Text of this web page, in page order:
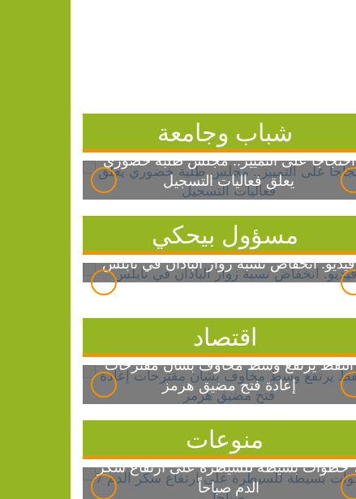
شباب وجامعة
احتجاجاً على التمييز.. مجلس طلبة خضوري
يعلق فعاليات التسجيل
مسؤول بيحكي
فيديو: انخفاض نسبة زوار الباذان في نابلس
اقتصاد
النفط يرتفع وسط مخاوف بشأن مقترحات
إعادة فتح مضيق هرمز
منوعات
7 خطوات بسيطة للسيطرة على ارتفاع سكر
الدم صباحاً